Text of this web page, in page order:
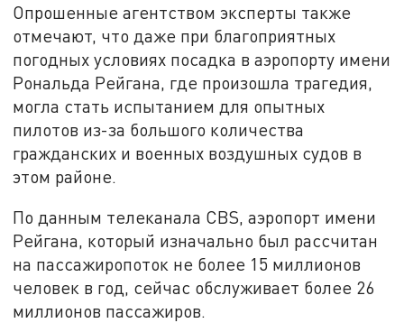
Опрошенные агентством эксперты также
отмечают, что даже при благоприятных
погодных условиях посадка в аэропорту имени
Рональда Рейгана, где произошла трагедия,
могла стать испытанием для опытных
пилотов из-за большого количества
гражданских и военных воздушных судов в
этом районе.
По данным телеканала CBS, аэропорт имени
Рейгана, который изначально был рассчитан
на пассажиропоток не более 15 миллионов
человек в год, сейчас обслуживает более 26
миллионов пассажиров.